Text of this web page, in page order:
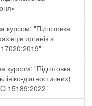
курсом: "Підготовка
органів з
17020:2019"
курсом: "Підготовка
діагностичних)
15189:2022"